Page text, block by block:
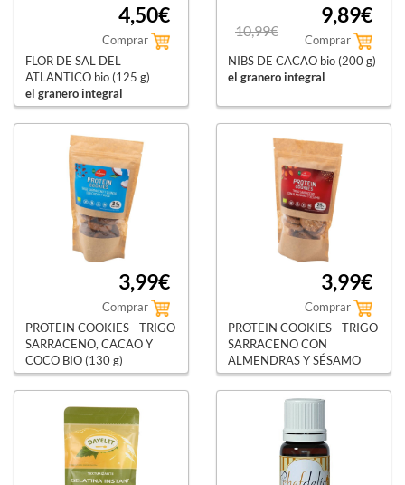
4,50€
Comprar
FLOR DE SAL DEL
ATLANTICO bio (125 g)
el granero integral
10,99€
9,89€
Comprar
NIBS DE CACAO bio (200 g)
el granero integral
3,99€
Comprar
PROTEIN COOKIES - TRIGO
SARRACENO, CACAO Y
COCO BIO (130 g)
el granero integral
3,99€
Comprar
PROTEIN COOKIES - TRIGO
SARRACENO CON
ALMENDRAS Y SÉSAMO
BIO (130 g)
el granero integral